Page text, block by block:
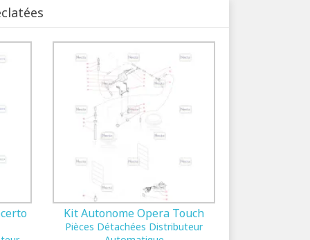
Kit Autonome Opera Touch
Pièces Détachées Distributeur